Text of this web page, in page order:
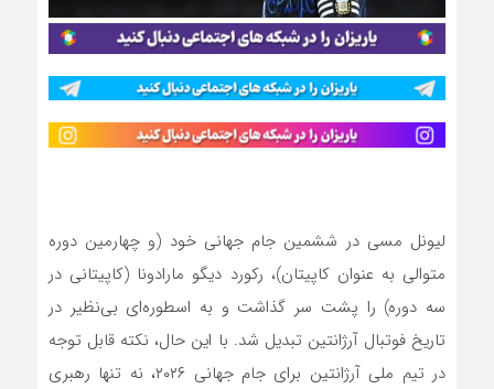
لیونل مسی در ششمین جام جهانی خود (و چهارمین دوره
متوالی به عنوان کاپیتان)، رکورد دیگو مارادونا (کاپیتانی در
سه دوره) را پشت سر گذاشت و به اسطوره‌ای بی‌نظیر در
تاریخ فوتبال آرژانتین تبدیل شد. با این حال، نکته قابل توجه
در تیم ملی آرژانتین برای جام جهانی ۲۰۲۶، نه تنها رهبری